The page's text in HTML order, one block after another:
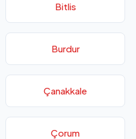
Bitlis
Burdur
Çanakkale
Çorum